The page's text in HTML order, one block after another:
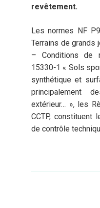
revêtement.
Les normes NF
Terrains de grands
– Conditions de
15330-1 « Sols
synthétique et
principalement
extérieur… », les
CCTP, constituent
de contrôle